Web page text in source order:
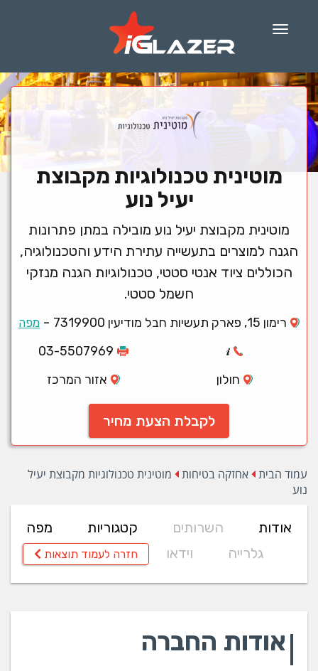
Menu
מוטינית טכנולוגיות מקבוצת
יעיל נוע
מוטינית מקבוצת יעיל נוע מובילה במתן פתרונות
הגנה למוצרים בתעשייה עתירת הידע והטכנולוגיה,
הכוללים ציוד אנטי סטטי, טכנולוגיות הגנה מנזקי
חשמל סטטי.
רימון 15, פארק תעשיות חבל מודיעין 7319900 - מפה
03-5507969
חולון
אזור המרכז
לקבלת הצעת מחיר
עמוד הבית אחזקה בטיחות
מוטינית טכנולוגיות מקבוצת יעיל
נוע
אודות השרותים קטגוריות
מפה
גלרייה
וידאו חזרה לעמוד תוצאות
אודות החברה